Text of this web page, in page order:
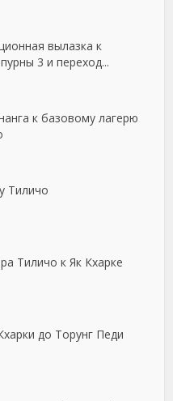
вылазка к
3 и переход...
к базовому лагерю
Тиличо
Тиличо к Як Кхарке
до Торунг Педи